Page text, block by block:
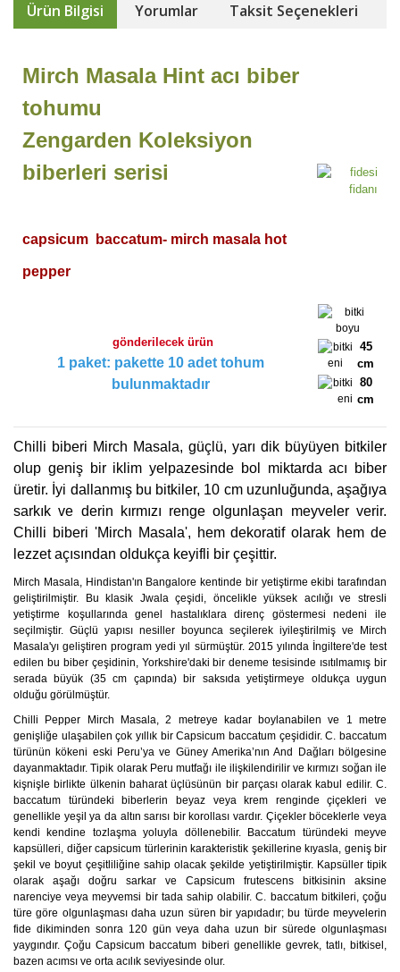
Ürün Bilgisi Yorumlar Taksit Seçenekleri
Mirch Masala Hint acı biber
tohumu
Zengarden Koleksiyon
biberleri serisi
capsicum baccatum- mirch masala hot
pepper
gönderilecek ürün
1 paket: pakette 10 adet tohum
bulunmaktadır
45
cm
80
cm
Chilli biberi Mirch Masala, güçlü, yarı dik büyüyen bitkiler
olup geniş bir iklim yelpazesinde bol miktarda acı biber
üretir. İyi dallanmış bu bitkiler, 10 cm uzunluğunda, aşağıya
sarkık ve derin kırmızı renge olgunlaşan meyveler verir.
Chilli biberi 'Mirch Masala', hem dekoratif olarak hem de
lezzet açısından oldukça keyifli bir çeşittir.
Mirch Masala, Hindistan'ın Bangalore kentinde bir yetiştirme ekibi tarafından
geliştirilmiştir. Bu klasik Jwala çeşidi, öncelikle yüksek acılığı ve stresli
yetiştirme koşullarında genel hastalıklara direnç göstermesi nedeni ile
seçilmiştir. Güçlü yapısı nesiller boyunca seçilerek iyileştirilmiş ve Mirch
Masala'yı geliştiren program yedi yıl sürmüştür. 2015 yılında İngiltere'de test
edilen bu biber çeşidinin, Yorkshire'daki bir deneme tesisinde ısıtılmamış bir
serada büyük (35 cm çapında) bir saksıda yetiştirmeye oldukça uygun
olduğu görülmüştür.
Chilli Pepper Mirch Masala, 2 metreye kadar boylanabilen ve 1 metre
genişliğe ulaşabilen çok yıllık bir Capsicum baccatum çeşididir. C. baccatum
türünün kökeni eski Peru’ya ve Güney Amerika’nın And Dağları bölgesine
dayanmaktadır. Tipik olarak Peru mutfağı ile ilişkilendirilir ve kırmızı soğan ile
kişnişle birlikte ülkenin baharat üçlüsünün bir parçası olarak kabul edilir. C.
baccatum türündeki biberlerin beyaz veya krem renginde çiçekleri ve
genellikle yeşil ya da altın sarısı bir korollası vardır. Çiçekler böceklerle veya
kendi kendine tozlaşma yoluyla döllenebilir. Baccatum türündeki meyve
kapsülleri, diğer capsicum türlerinin karakteristik şekillerine kıyasla, geniş bir
şekil ve boyut çeşitliliğine sahip olacak şekilde yetiştirilmiştir. Kapsüller tipik
olarak aşağı doğru sarkar ve Capsicum frutescens bitkisinin aksine
narenciye veya meyvemsi bir tada sahip olabilir. C. baccatum bitkileri, çoğu
türe göre olgunlaşması daha uzun süren bir yapıdadır; bu türde meyvelerin
fide dikiminden sonra 120 gün veya daha uzun bir sürede olgunlaşması
yaygındır. Çoğu Capsicum baccatum biberi genellikle gevrek, tatlı, bitkisel,
bazen acımsı ve orta acılık seviyesinde olur.